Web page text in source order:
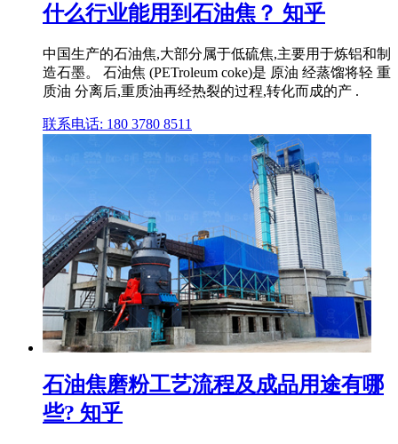
什么行业能用到石油焦？ 知乎
中国生产的石油焦,大部分属于低硫焦,主要用于炼铝和制
造石墨。 石油焦 (PETroleum coke)是 原油 经蒸馏将轻 重
质油 分离后,重质油再经热裂的过程,转化而成的产 .
联系电话: 180 3780 8511
石油焦磨粉工艺流程及成品用途有哪
些? 知乎